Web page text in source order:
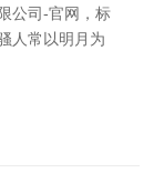
公司-官网，标
人常以明月为